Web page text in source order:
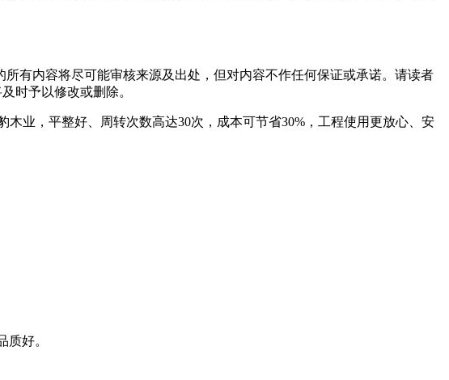
有内容将尽可能审核来源及出处，但对内容不作任何保证或承诺。请读者
时予以修改或删除。
木业，平整好、周转次数高达30次，成本可节省30%，工程使用更放心、安
好。